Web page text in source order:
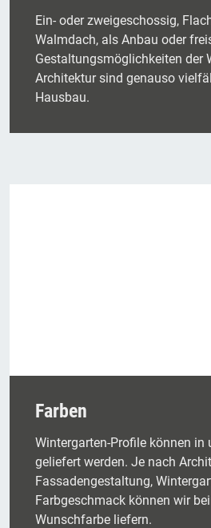
Ein- oder zweigeschossig,
Walmdach, als Anbau oder
Gestaltungsmöglichkeiten der
Architektur sind genauso
Hausbau.
Farben
Wintergarten-Profile können in
geliefert werden. Je nach
Fassadengestaltung,
Farbgeschmack können wir
Wunschfarbe liefern.